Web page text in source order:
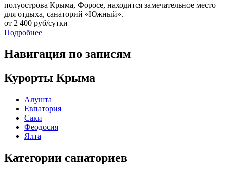
полуострова Крыма, Форосе, находится замечательное место
для отдыха, санаторий «Южный».
от 2 400 руб/сутки
Подробнее
Навигация по записям
Курорты Крыма
Алушта
Евпатория
Саки
Феодосия
Ялта
Категории санаториев